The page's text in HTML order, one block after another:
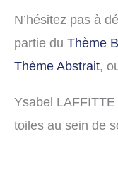
N’hésitez pas à
partie du Thème
Thème Abstrait,
Ysabel
toiles au sein de